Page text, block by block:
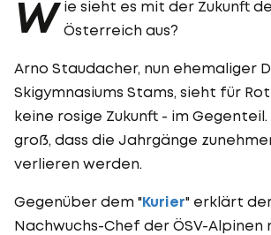
W ie sieht es mit der Zukunft
Österreich aus?
Arno Staudacher, nun ehemaliger
Skigymnasiums Stams, sieht für
keine rosige Zukunft - im
groß, dass die Jahrgänge
verlieren werden.
Gegenüber dem "Kurier" erklärt
Nachwuchs-Chef der ÖSV-